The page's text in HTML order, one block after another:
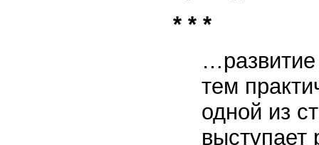
* * *
…развитие
тем
одной из
выступает